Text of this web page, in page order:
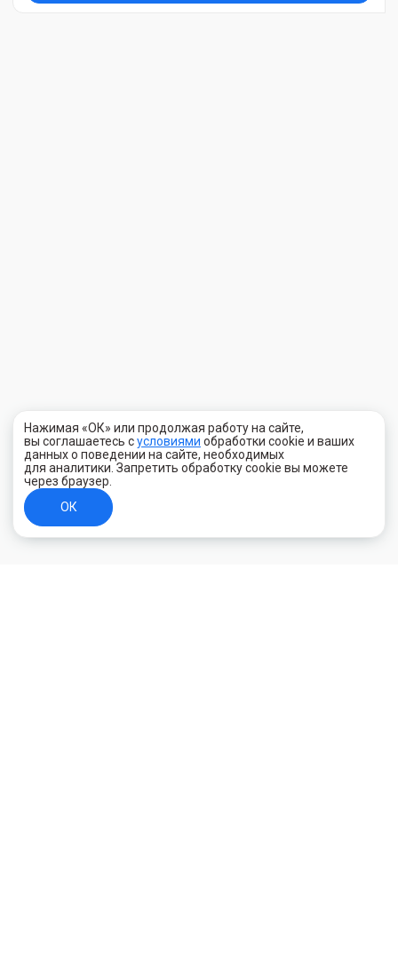
Нажимая «ОК» или продолжая работу на сайте,
вы соглашаетесь сусловиями обработки cookie и ваших
данных о поведении на сайте, необходимых
для аналитики. Запретить обработку cookie вы можете
через браузер.
ОК